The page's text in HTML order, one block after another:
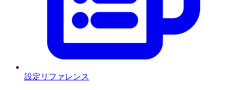
設定リファレンス